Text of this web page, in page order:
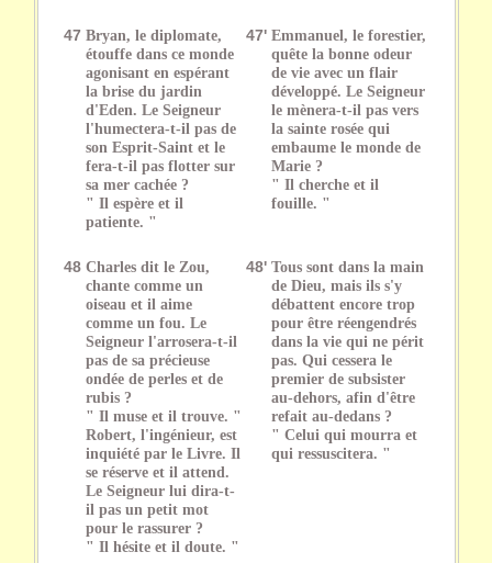
47 Bryan, le diplomate,
étouffe dans ce monde
agonisant en espérant
la brise du jardin
d'Eden. Le Seigneur
l'humectera-t-il pas de
son Esprit-Saint et le
fera-t-il pas flotter sur
sa mer cachée ?
" Il espère et il
patiente. "
47' Emmanuel, le forestier,
quête la bonne odeur
de vie avec un flair
développé. Le Seigneur
le mènera-t-il pas vers
la sainte rosée qui
embaume le monde de
Marie ?
" Il cherche et il
fouille. "
48 Charles dit le Zou,
chante comme un
oiseau et il aime
comme un fou. Le
Seigneur l'arrosera-t-il
pas de sa précieuse
ondée de perles et de
rubis ?
" Il muse et il trouve. "
Robert, l'ingénieur, est
inquiété par le Livre. Il
se réserve et il attend.
Le Seigneur lui dira-t-
il pas un petit mot
pour le rassurer ?
" Il hésite et il doute. "
48' Tous sont dans la main
de Dieu, mais ils s'y
débattent encore trop
pour être réengendrés
dans la vie qui ne périt
pas. Qui cessera le
premier de subsister
au-dehors, afin d'être
refait au-dedans ?
" Celui qui mourra et
qui ressuscitera. "